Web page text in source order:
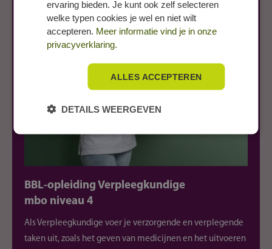
BBL-opleiding Verpleegkundige
mbo niveau 4
Als Verpleegkundige voer je verzorgende en verplegende
taken uit, zoals het geven van medicijnen en het uitvoeren
ervaring bieden. Je kunt ook zelf selecteren
welke typen cookies je wel en niet wilt
accepteren. Meer informatie vind je in onze
privacyverklaring.
ALLES ACCEPTEREN
DETAILS WEERGEVEN